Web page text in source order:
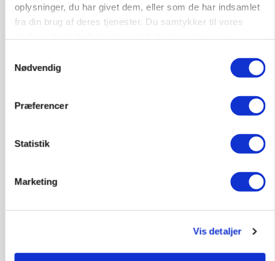
oplysninger, du har givet dem, eller som de har indsamlet
fra din brug af deres tjenester. Du samtykker til vores
Nødvendig
Præferencer
Statistik
Marketing
Vis detaljer
Annonce